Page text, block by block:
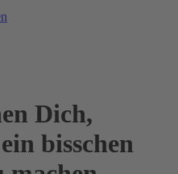
Dich,
bisschen